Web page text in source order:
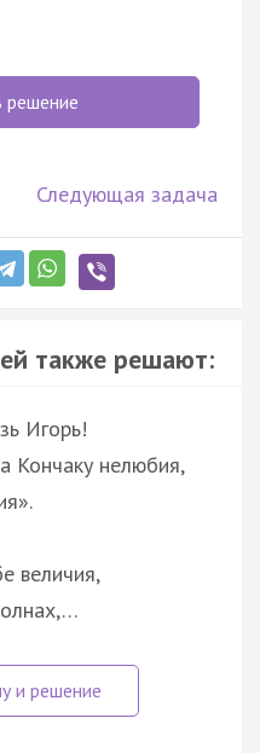
решение
Следующая задача
также решают:
Игорь!
Кончаку нелюбия,
величия,